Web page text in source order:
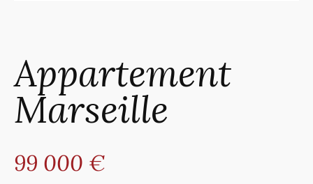
Appartement
Marseille
99 000 €